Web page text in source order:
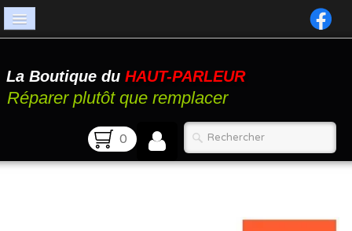
Catalogue
Atelier
La Boutique du HAUT-PARLEUR
Réparer plutôt que remplacer
0